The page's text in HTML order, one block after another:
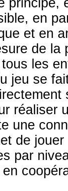
en
et en
de la
les
jeu se
réaliser
une
de
par